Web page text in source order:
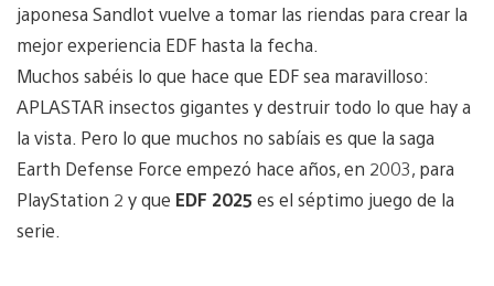
japonesa Sandlot vuelve a tomar las riendas para crear la
mejor experiencia EDF hasta la fecha.
Muchos sabéis lo que hace que EDF sea maravilloso:
APLASTAR insectos gigantes y destruir todo lo que hay a
la vista. Pero lo que muchos no sabíais es que la saga
Earth Defense Force empezó hace años, en 2003, para
PlayStation 2 y que EDF 2025 es el séptimo juego de la
serie.